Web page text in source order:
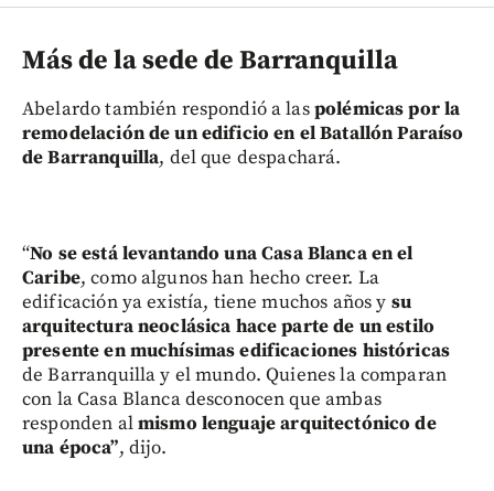
Más de la sede de Barranquilla
Abelardo también respondió a laspolémicas por la
remodelación de un edificio en el Batallón Paraíso
de Barranquilla, del que despachará.
“No se está levantando una Casa Blanca en el
Caribe, como algunos han hecho creer. La
edificación ya existía, tiene muchos años y su
arquitectura neoclásica hace parte de un estilo
presente en muchísimas edificaciones históricas
de Barranquilla y el mundo. Quienes la comparan
con la Casa Blanca desconocen que ambas
responden almismo lenguaje arquitectónico de
una época”, dijo.